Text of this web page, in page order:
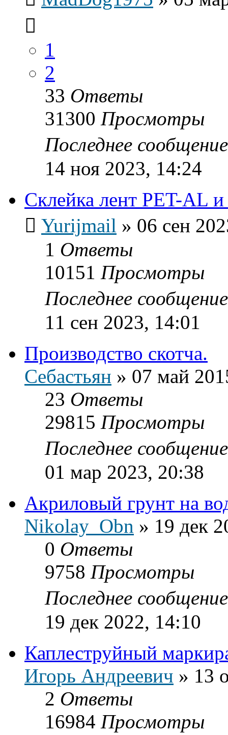
1
2
33 Ответы
31300 Просмотры
Последнее
14 ноя 2023, 14:24
Склейка лент PET-AL
Yurijmail » 06 сен
1 Ответы
10151 Просмотры
Последнее
11 сен 2023, 14:01
Производство скотча.
Себастьян » 07 май
23 Ответы
29815 Просмотры
Последнее
01 мар 2023, 20:38
Акриловый грунт на
Nikolay_Obn » 19 дек
0 Ответы
9758 Просмотры
Последнее
19 дек 2022, 14:10
Каплеструйный
Игорь Андреевич » 13
2 Ответы
16984 Просмотры